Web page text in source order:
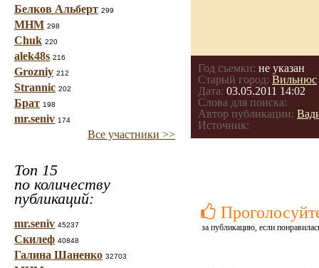
Белков Альберт 299
МНМ 298
Chuk 220
alek48s 216
Grozniy 212
Strannic 202
Брат 198
mr.seniv 174
Все участники >>
Топ 15
по количеству
публикаций:
mr.seniv 45237
Скилеф 40848
Галина Шаненко 32703
Год съемки: не указан
Старый город: Вильнюс
Дата: 03.05.2011 14:02
Слова для поиска:
Автор публикации:
Источник:
за публикацию, если